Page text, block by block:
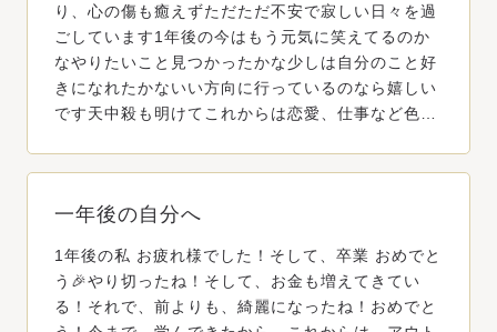
り、心の傷も癒えずただただ不安で寂しい日々を過
ごしています1年後の今はもう元気に笑えてるのか
なやりたいこと見つかったかな少しは自分のこと好
きになれたかないい方向に行っているのなら嬉しい
です天中殺も明けてこれからは恋愛、仕事など色…
一年後の自分へ
1年後の私 お疲れ様でした！そして、卒業 おめでと
う🎉やり切ったね！そして、お金も増えてきてい
る！それで、前よりも、綺麗になったね！おめでと